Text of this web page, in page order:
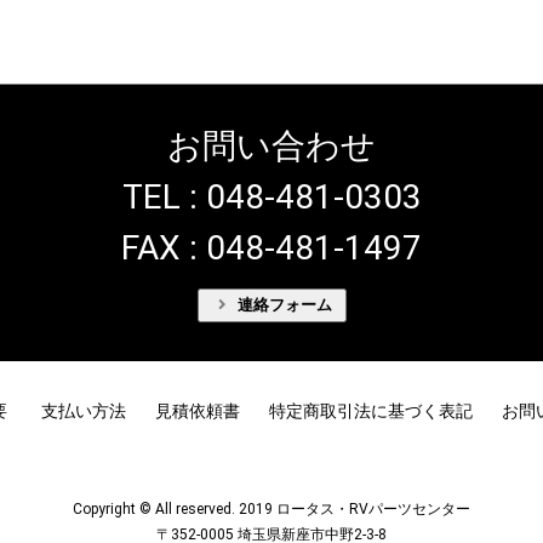
お問い合わせ
TEL : 048-481-0303
FAX : 048-481-1497
連絡フォーム
支払い方法 見積依頼書 特定商取引法に基づく表記 お問
Copyright © All reserved. 2019 ロータス・RVパーツセンター
〒352-0005 埼玉県新座市中野2-3-8